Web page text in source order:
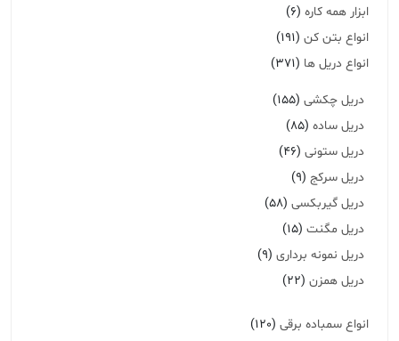
ابزار همه کاره (6)
انواع بتن کن (191)
انواع دریل ها (371)
دریل چکشی (155)
دریل ساده (85)
دریل ستونی (46)
دریل سرکج (9)
دریل گیربکسی (58)
دریل مگنت (15)
دریل نمونه برداری (9)
دریل همزن (22)
انواع سمباده برقی (120)